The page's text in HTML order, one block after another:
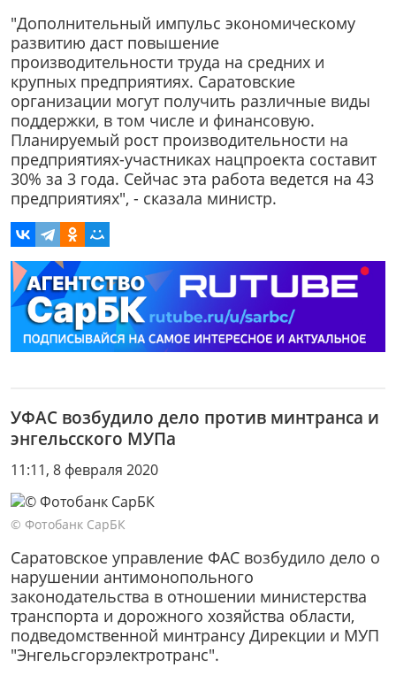
"Дополнительный импульс экономическому
развитию даст повышение
производительности труда на средних и
крупных предприятиях. Саратовские
организации могут получить различные виды
поддержки, в том числе и финансовую.
Планируемый рост производительности на
предприятиях-участниках нацпроекта составит
30% за 3 года. Сейчас эта работа ведется на 43
предприятиях", - сказала министр.
УФАС возбудило дело против минтранса и
энгельсского МУПа
11:11, 8 февраля 2020
© Фотобанк СарБК
Саратовское управление ФАС возбудило дело о
нарушении антимонопольного
законодательства в отношении министерства
транспорта и дорожного хозяйства области,
подведомственной минтрансу Дирекции и МУП
"Энгельсгорэлектротранс".